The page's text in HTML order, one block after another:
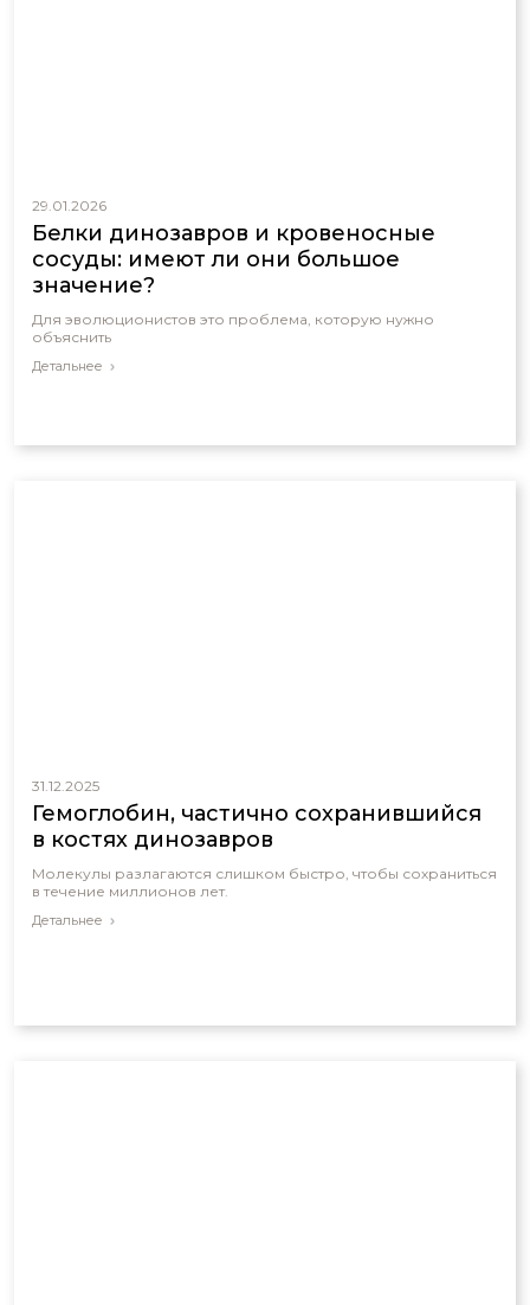
29.01.2026
Белки динозавров и кровеносные
сосуды: имеют ли они большое
значение?
Для эволюционистов это проблема, которую нужно
объяснить
Детальнее
31.12.2025
Гемоглобин, частично сохранившийся
в костях динозавров
Молекулы разлагаются слишком быстро, чтобы сохраниться
в течение миллионов лет.
Детальнее